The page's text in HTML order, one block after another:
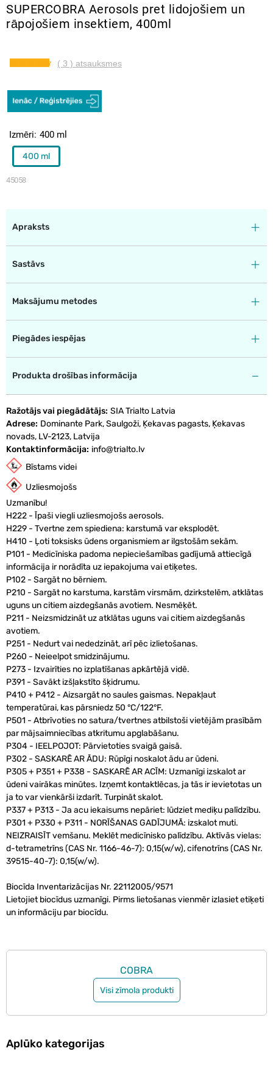
SUPERCOBRA Aerosols pret lidojošiem un
rāpojošiem insektiem, 400ml
( 3 ) atsauksmes
45058
Izmēri 400 ml
400 ml
Apraksts
Sastāvs
Maksājumu metodes
Piegādes iespējas
Produkta drošības informācija
Ražotājs vai piegādātājs SIA Trialto Latvia
Adrese Dominante Park, Saulgoži, Ķekavas pagasts, Ķekavas
novads, LV-2123, Latvija
Kontaktinformācija info@trialto.lv
Bīstams videi
Uzliesmojošs
Uzmanību!
H222 - Īpaši viegli uzliesmojošs aerosols.
H229 - Tvertne zem spiediena: karstumā var eksplodēt.
H410 - Ļoti toksisks ūdens organismiem ar ilgstošām sekām.
P101 - Medicīniska padoma nepieciešamības gadījumā attiecīgā
informācija ir norādīta uz iepakojuma vai etiķetes.
P102 - Sargāt no bērniem.
P210 - Sargāt no karstuma, karstām virsmām, dzirkstelēm, atklātas
uguns un citiem aizdegšanās avotiem. Nesmēķēt.
P211 - Neizsmidzināt uz atklātas uguns vai citiem aizdegšanās
avotiem.
P251 - Nedurt vai nededzināt, arī pēc izlietošanas.
P260 - Neieelpot smidzinājumu.
P273 - Izvairīties no izplatīšanas apkārtējā vidē.
P391 - Savākt izšļakstīto šķidrumu.
P410 + P412 - Aizsargāt no saules gaismas. Nepakļaut
temperatūrai, kas pārsniedz 50 °C/122°F.
P501 - Atbrīvoties no satura/tvertnes atbilstoši vietējām prasībām
par mājsaimniecības atkritumu apglabāšanu.
P304 - IEELPOJOT: Pārvietoties svaigā gaisā.
P302 - SASKARĒ AR ĀDU: Rūpīgi noskalot ādu ar ūdeni.
P305 + P351 + P338 - SASKARĒ AR ACĪM: Uzmanīgi izskalot ar
ūdeni vairākas minūtes. Izņemt kontaktlēcas, ja tās ir ievietotas un
ja to var vienkārši izdarīt. Turpināt skalot.
P337 + P313 - Ja acu iekaisums nepāriet: lūdziet mediķu palīdzību.
P301 + P330 + P311 - NORĪŠANAS GADĪJUMĀ: izskalot muti.
NEIZRAISĪT vemšanu. Meklēt medicīnisko palīdzību. Aktīvās vielas:
d-tetrametrīns (CAS Nr. 1166-46-7): 0,15(w/w), cifenotrīns (CAS Nr.
39515-40-7): 0,15(w/w).
Biocīda Inventarizācijas Nr. 22112005/9571
Lietojiet biocīdus uzmanīgi. Pirms lietošanas vienmēr izlasiet etiķeti
un informāciju par biocīdu.
COBRA
Visi zīmola produkti
Aplūko kategorijas